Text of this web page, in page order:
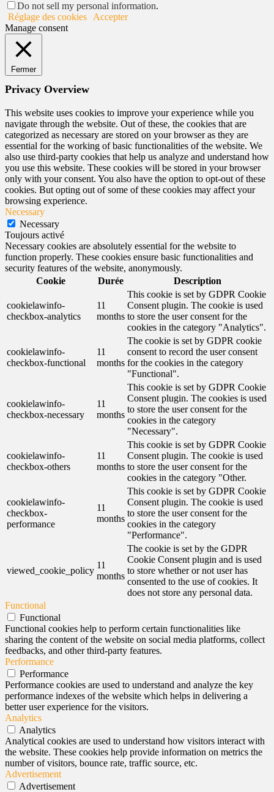
Do not sell my personal information.
Réglage des cookies
Accepter
Manage consent
Fermer
Privacy Overview
This website uses cookies to improve your experience while you
navigate through the website. Out of these, the cookies that are
categorized as necessary are stored on your browser as they are
essential for the working of basic functionalities of the website. We
also use third-party cookies that help us analyze and understand how
you use this website. These cookies will be stored in your browser
only with your consent. You also have the option to opt-out of these
cookies. But opting out of some of these cookies may affect your
browsing experience.
Necessary
Necessary
Toujours activé
Necessary cookies are absolutely essential for the website to
function properly. These cookies ensure basic functionalities and
security features of the website, anonymously.
Cookie
Durée Description
cookielawinfo-
checkbox-analytics
11
months
This cookie is set by GDPR Cookie
Consent plugin. The cookie is used
to store the user consent for the
cookies in the category "Analytics".
cookielawinfo-
checkbox-functional
11
months
The cookie is set by GDPR cookie
consent to record the user consent
for the cookies in the category
"Functional".
cookielawinfo-
checkbox-necessary
11
months
This cookie is set by GDPR Cookie
Consent plugin. The cookies is used
to store the user consent for the
cookies in the category
"Necessary".
cookielawinfo-
checkbox-others
11
months
This cookie is set by GDPR Cookie
Consent plugin. The cookie is used
to store the user consent for the
cookies in the category "Other.
cookielawinfo-
checkbox-
performance
11
months
This cookie is set by GDPR Cookie
Consent plugin. The cookie is used
to store the user consent for the
cookies in the category
"Performance".
viewed_cookie_policy
11
months
The cookie is set by the GDPR
Cookie Consent plugin and is used
to store whether or not user has
consented to the use of cookies. It
does not store any personal data.
Functional
Functional
Functional cookies help to perform certain functionalities like
sharing the content of the website on social media platforms, collect
feedbacks, and other third-party features.
Performance
Performance
Performance cookies are used to understand and analyze the key
performance indexes of the website which helps in delivering a
better user experience for the visitors.
Analytics
Analytics
Analytical cookies are used to understand how visitors interact with
the website. These cookies help provide information on metrics the
number of visitors, bounce rate, traffic source, etc.
Advertisement
Advertisement